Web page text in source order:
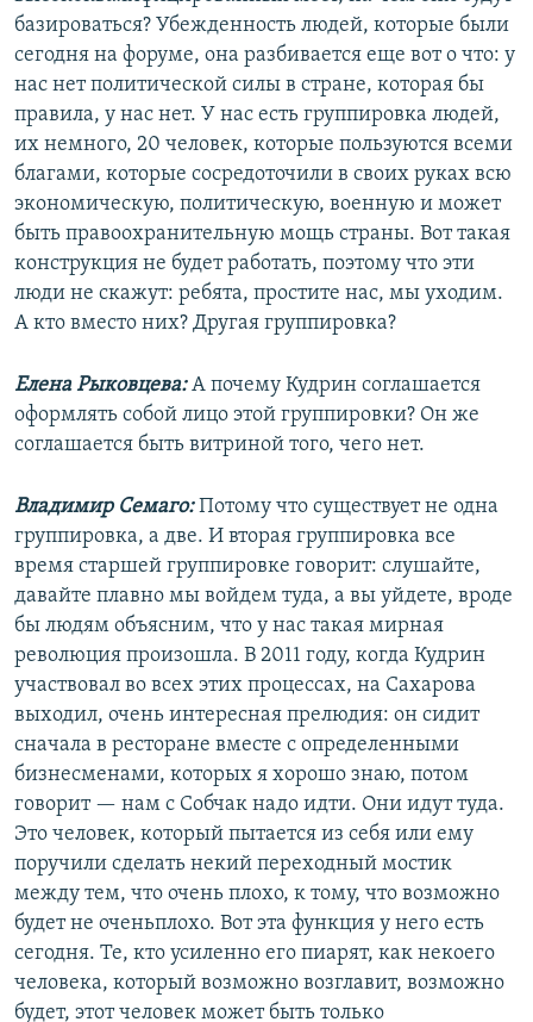
базироваться? Убежденность людей, которые были
сегодня на форуме, она разбивается еще вот о что: у
нас нет политической силы в стране, которая бы
правила, у нас нет. У нас есть группировка людей,
их немного, 20 человек, которые пользуются всеми
благами, которые сосредоточили в своих руках всю
экономическую, политическую, военную и может
быть правоохранительную мощь страны. Вот такая
конструкция не будет работать, поэтому что эти
люди не скажут: ребята, простите нас, мы уходим.
А кто вместо них? Другая группировка?
Елена Рыковцева:А почему Кудрин соглашается
оформлять собой лицо этой группировки? Он же
соглашается быть витриной того, чего нет.
Владимир Семаго:Потому что существует не одна
группировка, а две. И вторая группировка все
время старшей группировке говорит: слушайте,
давайте плавно мы войдем туда, а вы уйдете, вроде
бы людям объясним, что у нас такая мирная
революция произошла. В 2011 году, когда Кудрин
участвовал во всех этих процессах, на Сахарова
выходил, очень интересная прелюдия: он сидит
сначала в ресторане вместе с определенными
бизнесменами, которых я хорошо знаю, потом
говорит — нам с Собчак надо идти. Они идут туда.
Это человек, который пытается из себя или ему
поручили сделать некий переходный мостик
между тем, что очень плохо, к тому, что возможно
будет не оченьплохо. Вот эта функция у него есть
сегодня. Те, кто усиленно его пиарят, как некоего
человека, который возможно возглавит, возможно
будет, этот человек может быть только